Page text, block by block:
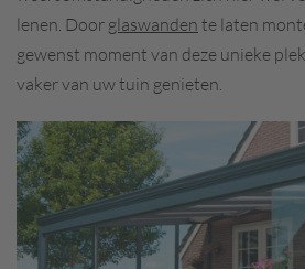
lenen. Door glaswanden te laten
gewenst moment van deze unieke
vaker van uw tuin genieten.